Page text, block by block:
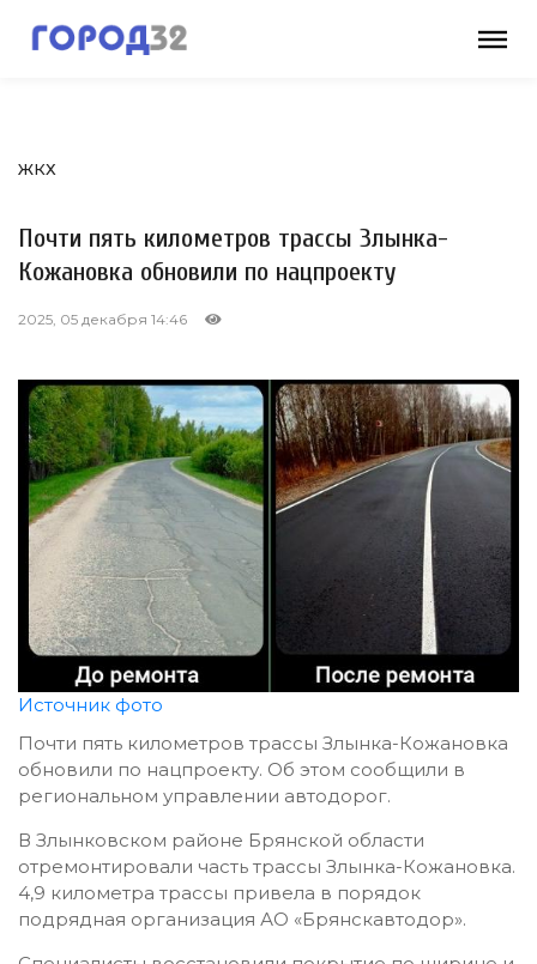
ЖКХ
Почти пять километров трассы Злынка-
Кожановка обновили по нацпроекту
2025, 05 декабря 14:46
Источник фото
Почти пять километров трассы Злынка-Кожановка
обновили по нацпроекту. Об этом сообщили в
региональном управлении автодорог.
В Злынковском районе Брянской области
отремонтировали часть трассы Злынка-Кожановка.
4,9 километра трассы привела в порядок
подрядная организация АО «Брянскавтодор».